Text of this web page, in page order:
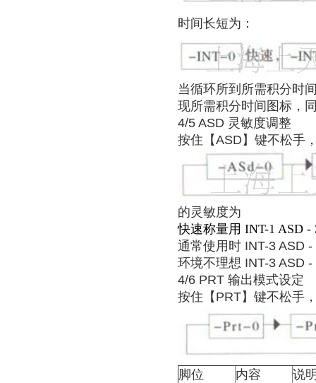
时间长短为：
当循环所到所需积分时
现所需积分时间图标，
4/5 ASD 灵敏度调整
按住【ASD】键不松手
的灵敏度为
快速称量用 INT-1 ASD -
通常使用时 INT-3 ASD -
环境不理想 INT-3 ASD -
4/6 PRT 输出模式设定
按住【PRT】键不松手
脚位 内容
说